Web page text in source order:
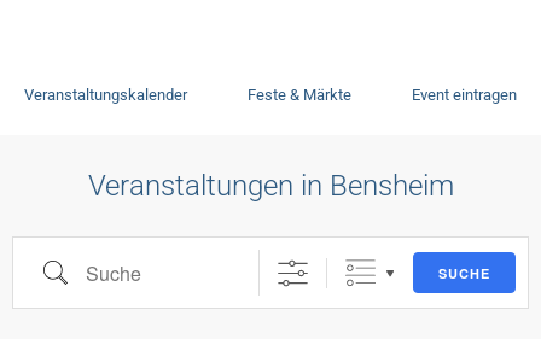
Veranstaltungskalender Feste & Märkte Event eintragen
Veranstaltungen in Bensheim
SUCHE